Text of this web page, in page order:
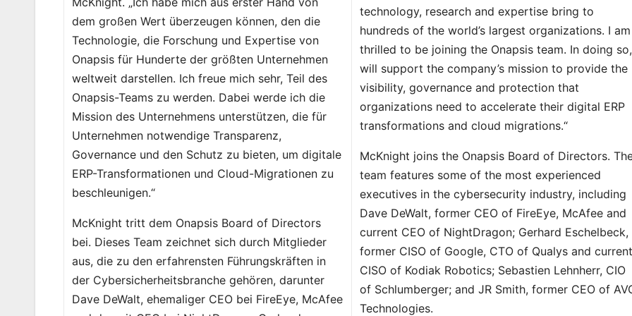
dem großen Wert überzeugen können, den die
Technologie, die Forschung und Expertise von
Onapsis für Hunderte der größten Unternehmen
weltweit darstellen. Ich freue mich sehr, Teil des
Onapsis-Teams zu werden. Dabei werde ich die
Mission des Unternehmens unterstützen, die für
Unternehmen notwendige Transparenz,
Governance und den Schutz zu bieten, um digitale
ERP-Transformationen und Cloud-Migrationen zu
beschleunigen.“
McKnight tritt dem Onapsis Board of Directors
bei. Dieses Team zeichnet sich durch Mitglieder
aus, die zu den erfahrensten Führungskräften in
der Cybersicherheitsbranche gehören, darunter
Dave DeWalt, ehemaliger CEO bei FireEye, McAfee
technology, research and expertise bring to
hundreds of the world’s largest organizations. I am
thrilled to be joining the Onapsis team. In doing
will support the company’s mission to provide the
visibility, governance and protection that
organizations need to accelerate their digital ERP
transformations and cloud migrations.“
McKnight joins the Onapsis Board of Directors.
team features some of the most experienced
executives in the cybersecurity industry, including
Dave DeWalt, former CEO of FireEye, McAfee and
current CEO of NightDragon; Gerhard Eschelbeck,
former CISO of Google, CTO of Qualys and current
CISO of Kodiak Robotics; Sebastien Lehnherr, CIO
of Schlumberger; and JR Smith, former CEO of
Technologies.